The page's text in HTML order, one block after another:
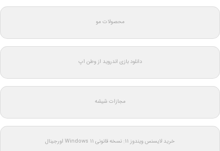
محصولات مو
دانلود بازی اندروید از وطن اپ
مجازات شیشه
خرید لایسنس ویندوز 11: نسخه قانونی Windows 11 اورجینال